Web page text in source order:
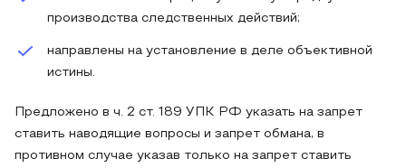
производства следственных действий;
направлены на установление в деле объективной
истины.
Предложено в ч. 2 ст. 189 УПК РФ указать на запрет
ставить наводящие вопросы и запрет обмана, в
противном случае указав только на запрет ставить